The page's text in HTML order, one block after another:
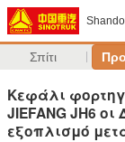
Σπίτι
Κεφάλι
JIEFANG JH6
εξοπλισμό